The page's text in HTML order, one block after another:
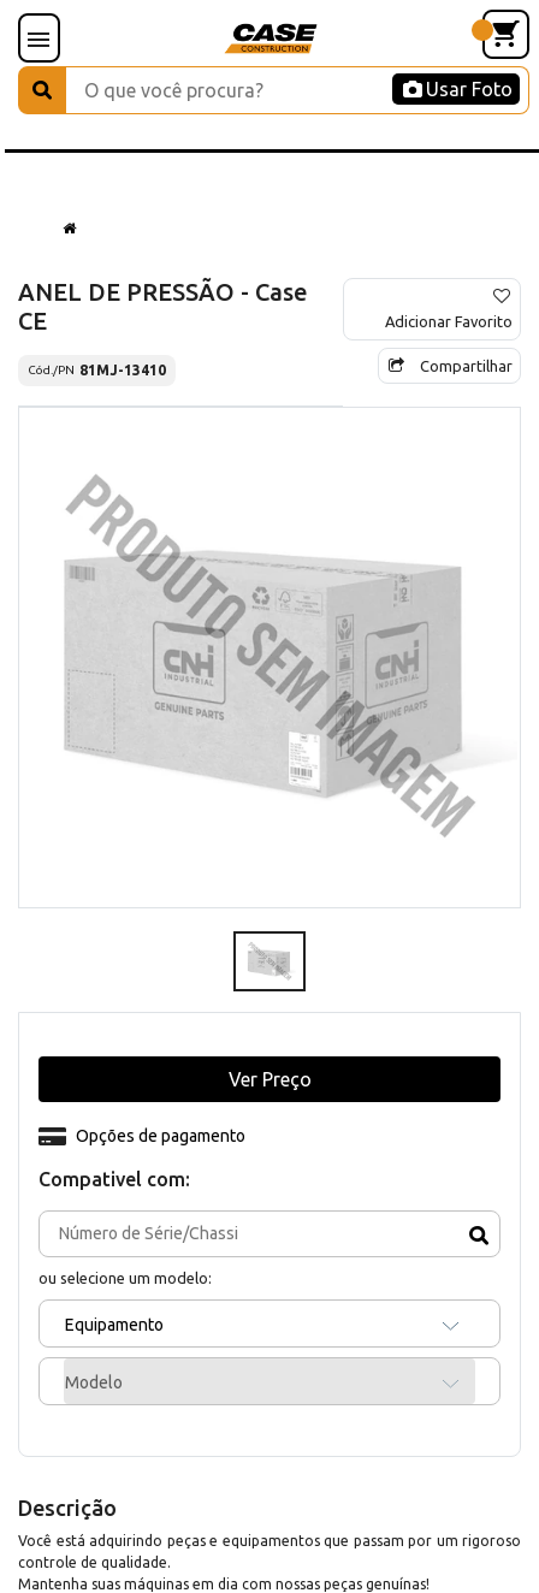
Usar Foto
ANEL DE PRESSÃO - Case
CE
Cód./PN 81MJ-13410
Adicionar Favorito
Compartilhar
Compativel com:
ou selecione um modelo:
Equipamento
Modelo
Opções de pagamento
Ver Preço
Descrição
Você está adquirindo peças e equipamentos que passam por um rigoroso
controle de qualidade.
Mantenha suas máquinas em dia com nossas peças genuínas!